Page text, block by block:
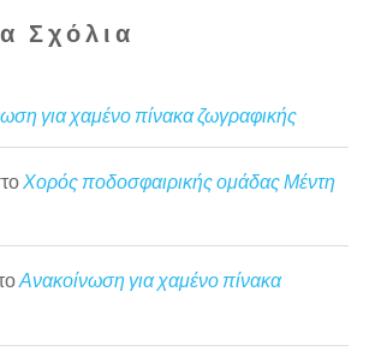
Σχόλια
για χαμένο πίνακα ζωγραφικής
Χορός ποδοσφαιρικής ομάδας Μέντη
Ανακοίνωση για χαμένο πίνακα